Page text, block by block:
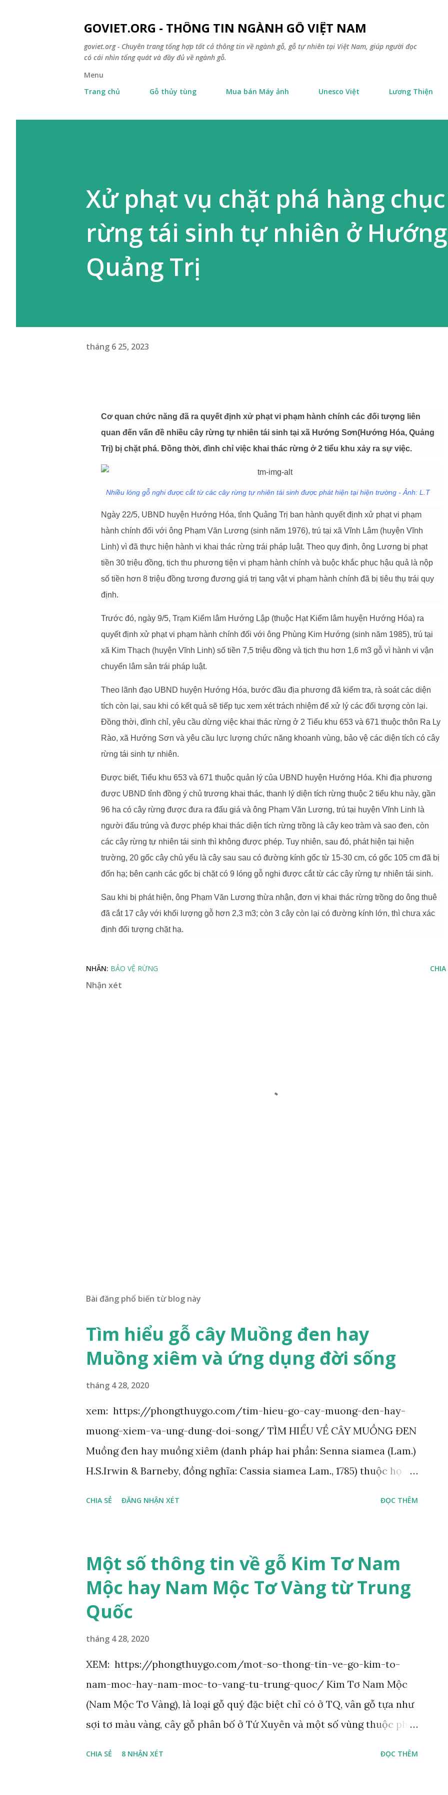
GOVIET.ORG - THÔNG TIN NGÀNH GỖ VIỆT NAM
goviet.org - Chuyên trang tổng hợp tất cả thông tin về ngành gỗ, gỗ tự nhiên tại Việt Nam, giúp người đọc
có cái nhìn tổng quát và đầy đủ về ngành gỗ.
Menu
Trang chủ
Gỗ thủy tùng Mua bán Máy ảnh Unesco Việt Lương Thiện
Xử phạt vụ chặt phá hàng
rừng tái sinh tự nhiên ở
Quảng Trị
tháng 6 25, 2023
Cơ quan chức năng đã ra quyết định xử phạt vi phạm hành chính các đối tượng liên
quan đến vấn đề nhiều cây rừng tự nhiên tái sinh tại xã Hướng Sơn(Hướng Hóa, Quảng
Trị) bị chặt phá. Đồng thời, đình chỉ việc khai thác rừng ở 2 tiểu khu xảy ra sự việc.
Nhiều lóng gỗ nghi được cắt từ các cây rừng tự nhiên tái sinh được phát hiện tại hiện trường - Ảnh: L.T
Ngày 22/5, UBND huyện Hướng Hóa, tỉnh Quảng Trị ban hành quyết định xử phạt vi phạm
hành chính đối với ông Phạm Văn Lương (sinh năm 1976), trú tại xã Vĩnh Lâm (huyện Vĩnh
Linh) vì đã thực hiện hành vi khai thác rừng trái pháp luật. Theo quy định, ông Lương bị phạt
tiền 30 triệu đồng, tịch thu phương tiện vi phạm hành chính và buộc khắc phục hậu quả là nộp
số tiền hơn 8 triệu đồng tương đương giá trị tang vật vi phạm hành chính đã bị tiêu thụ trái quy
định.
Trước đó, ngày 9/5, Trạm Kiểm lâm Hướng Lập (thuộc Hạt Kiểm lâm huyện Hướng Hóa) ra
quyết định xử phạt vi phạm hành chính đối với ông Phùng Kim Hướng (sinh năm 1985), trú tại
xã Kim Thạch (huyện Vĩnh Linh) số tiền 7,5 triệu đồng và tịch thu hơn 1,6 m3 gỗ vì hành vi vận
chuyển lâm sản trái pháp luật.
Theo lãnh đạo UBND huyện Hướng Hóa, bước đầu địa phương đã kiểm tra, rà soát các diện
tích còn lại, sau khi có kết quả sẽ tiếp tục xem xét trách nhiệm để xử lý các đối tượng còn lại.
Đồng thời, đình chỉ, yêu cầu dừng việc khai thác rừng ở 2 Tiểu khu 653 và 671 thuộc thôn Ra Ly
Rào, xã Hướng Sơn và yêu cầu lực lượng chức năng khoanh vùng, bảo vệ các diện tích có cây
rừng tái sinh tự nhiên.
Được biết, Tiểu khu 653 và 671 thuộc quản lý của UBND huyện Hướng Hóa. Khi địa phương
được UBND tỉnh đồng ý chủ trương khai thác, thanh lý diện tích rừng thuộc 2 tiểu khu này, gần
96 ha có cây rừng được đưa ra đấu giá và ông Phạm Văn Lương, trú tại huyện Vĩnh Linh là
người đấu trúng và được phép khai thác diện tích rừng trồng là cây keo tràm và sao đen, còn
các cây rừng tự nhiên tái sinh thì không được phép. Tuy nhiên, sau đó, phát hiện tại hiện
trường, 20 gốc cây chủ yếu là cây sau sau có đường kính gốc từ 15-30 cm, có gốc 105 cm đã bị
đốn hạ; bên cạnh các gốc bị chặt có 9 lóng gỗ nghi được cắt từ các cây rừng tự nhiên tái sinh.
Sau khi bị phát hiện, ông Phạm Văn Lương thừa nhận, đơn vị khai thác rừng trồng do ông thuê
đã cắt 17 cây với khối lượng gỗ hơn 2,3 m3; còn 3 cây còn lại có đường kính lớn, thì chưa xác
định đối tượng chặt hạ.
NHÃN: BẢO VỆ RỪNG CHIA
Nhận xét
Bài đăng phổ biến từ blog này
Tìm hiểu gỗ cây Muồng đen hay
Muồng xiêm và ứng dụng đời sống
tháng 4 28, 2020
xem: https://phongthuygo.com/tim-hieu-go-cay-muong-den-hay-
muong-xiem-va-ung-dung-doi-song/ TÌM HIỂU VỀ CÂY MUỒNG ĐEN
Muồng đen hay muồng xiêm (danh pháp hai phần: Senna siamea (Lam.)
H.S.Irwin & Barneby, đồng nghĩa: Cassia siamea Lam., 1785) thuộc họ
Là loài cây trung tính, thiên về ưa sáng; chịu hạn tốt. Cây thường xanh.
Vỏ gần nhẵn, cành non có khía phủ lông tơ mịn. Lá kép lông chim một
lần chẵn, mọc cách, dài 10–15 cm, cuống lá dài 2–3 cm. Lá kèm nhỏ, sớm
rụng. Lá chét 7-15 đôi, hình bầu dục rộng đến bầu dục dài, dài 3–7 cm
hình tròn, dày, không bằng nhau, mặt ngoài phủ lông nhung. Cánh
tràng màu vàng có hình trứng ngược, rộng, ...
CHIA SẺ ĐĂNG NHẬN XÉT ĐỌC THÊM
Một số thông tin về gỗ Kim Tơ Nam
Mộc hay Nam Mộc Tơ Vàng từ Trung
Quốc
tháng 4 28, 2020
XEM: https://phongthuygo.com/mot-so-thong-tin-ve-go-kim-to-
nam-moc-hay-nam-moc-to-vang-tu-trung-quoc/ Kim Tơ Nam Mộc
(Nam Mộc Tơ Vàng), là loại gỗ quý đặc biệt chỉ có ở TQ, vân gỗ tựa như
sợi tơ màu vàng, cây gỗ phân bố ở Tứ Xuyên và một số vùng thuộc phía
CHIA SẺ 8 NHẬN XÉT ĐỌC THÊM